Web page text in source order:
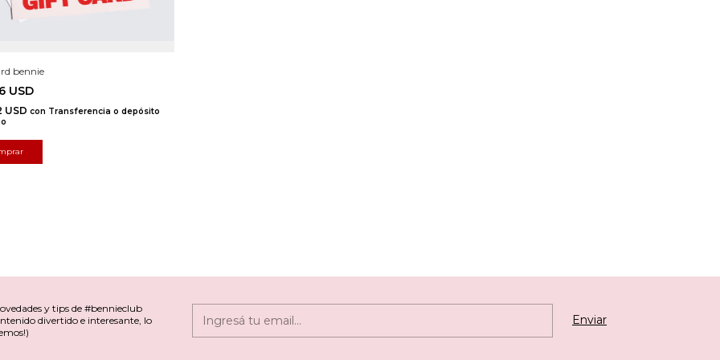
bennie
USD
USDcon Transferencia o depósito
y tips de #bennieclub
divertido e interesante, lo